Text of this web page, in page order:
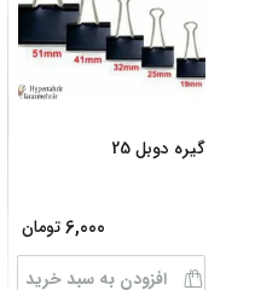
گیره دوبل 25
6,000تومان
افزودن به سبد خرید